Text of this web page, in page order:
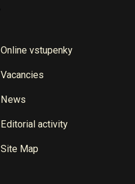
Online vstupenky
Vacancies
News
Editorial activity
Site Map